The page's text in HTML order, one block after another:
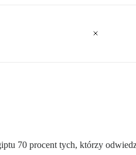
70 procent tych, którzy